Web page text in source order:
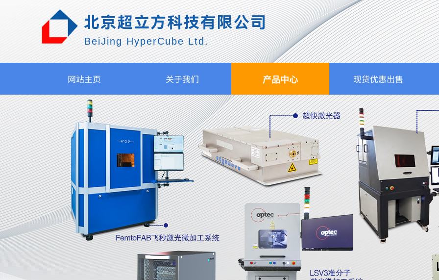
北京超立方科技有限公司
BeiJing HyperCube Ltd.
网站主页 关于我们 产品中心 现货优惠出售